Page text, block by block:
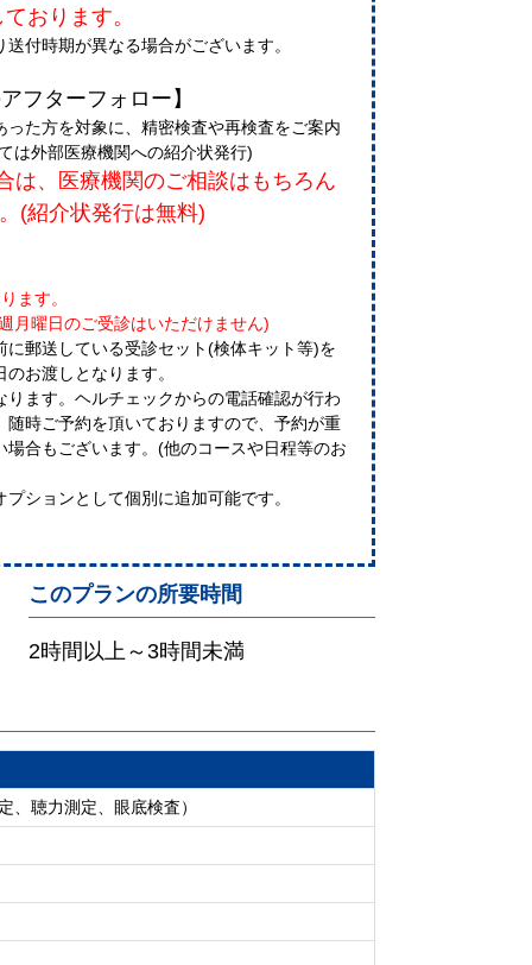
おります。
付時期が異なる場合がございます。
フターフォロー】
た方を対象に、精密検査や再検査をご案内
は外部医療機関への紹介状発行)
は、医療機関のご相談はもちろん
(紹介状発行は無料)
ます。
月曜日のご受診はいただけません)
郵送している受診セット(検体キット等)を
お渡しとなります。
ます。ヘルチェックからの電話確認が行わ
時ご予約を頂いておりますので、予約が重
合もございます。(他のコースや日程等のお
ションとして個別に追加可能です。
このプランの所要時間
2時間以上～3時間未満
、聴力測定、眼底検査）